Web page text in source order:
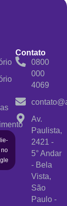
Contato
0800
000
4069
Av.
Paulista,
2421 -
5° Andar
- Bela
Vista,
São
Paulo -